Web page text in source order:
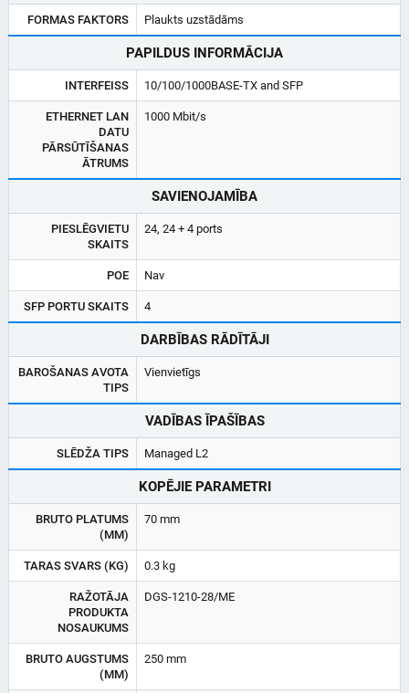
FORMAS FAKTORS Plaukts uzstādāms
PAPILDUS INFORMĀCIJA
INTERFEISS 10/100/1000BASE-TX and SFP
ETHERNET LAN
DATU
PĀRSŪTĪŠANAS
ĀTRUMS
1000 Mbit/s
SAVIENOJAMĪBA
PIESLĒGVIETU
SKAITS
24, 24 + 4 ports
POE Nav
SFP PORTU SKAITS 4
DARBĪBAS RĀDĪTĀJI
BAROŠANAS AVOTA
TIPS
Vienvietīgs
VADĪBAS ĪPAŠĪBAS
SLĒDŽA TIPS Managed L2
KOPĒJIE PARAMETRI
BRUTO PLATUMS
(MM)
70 mm
TARAS SVARS (KG) 0.3 kg
RAŽOTĀJA
PRODUKTA
NOSAUKUMS
DGS-1210-28/ME
BRUTO AUGSTUMS
(MM)
250 mm